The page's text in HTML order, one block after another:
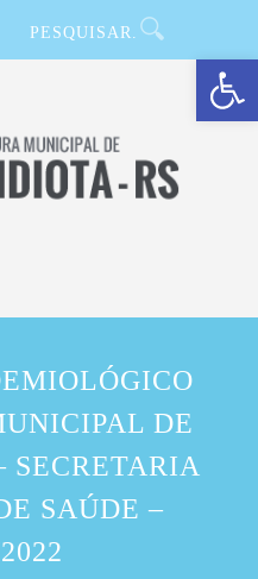
Barra de Ferramentas Aberta
DE
SECRETARIA
SAÚDE –